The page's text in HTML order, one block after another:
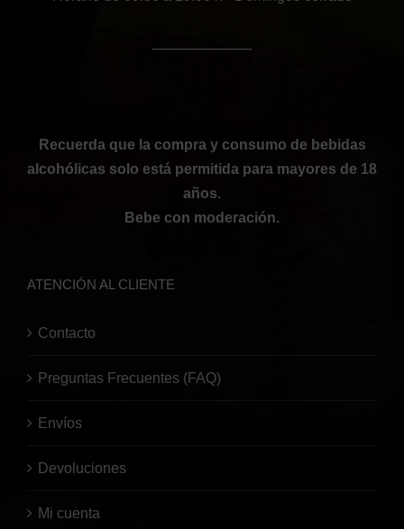
──────────
Recuerda que la compra y consumo de bebidas
alcohólicas solo está permitida para mayores de 18
años.
Bebe con moderación.
ATENCIÓN AL CLIENTE
Contacto
Preguntas Frecuentes (FAQ)
Envíos
Devoluciones
Mi cuenta